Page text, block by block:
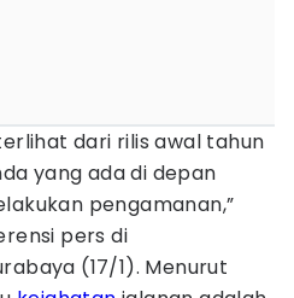
dari rilis awal tahun
yang ada di depan
pengamanan,”
pers di
(17/1). Menurut